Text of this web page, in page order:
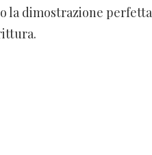
la dimostrazione perfetta